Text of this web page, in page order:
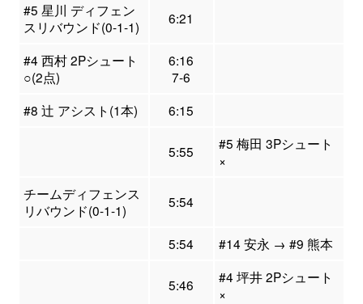
#5 星川 ディフェン
スリバウンド(0-1-1)
6:21
#4 西村 2Pシュート
○(2点)
6:16
7-6
#8 辻 アシスト(1本)
6:15
5:55
#5 梅田 3Pシュート
×
チームディフェンス
リバウンド(0-1-1)
5:54
5:54 #14 安永 → #9 熊本
5:46
#4 坪井 2Pシュート
×